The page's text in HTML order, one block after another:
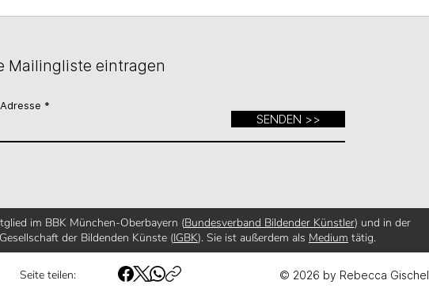
Mailingliste eintragen
SENDEN >>
im BBK München-Oberbayern (Bundesverband Bildender Künstler) und in der
der Bildenden Künste (IGBK). Sie ist außerdem als Medium tätig.
Seite teilen: © 2026 by Rebecca Gischel